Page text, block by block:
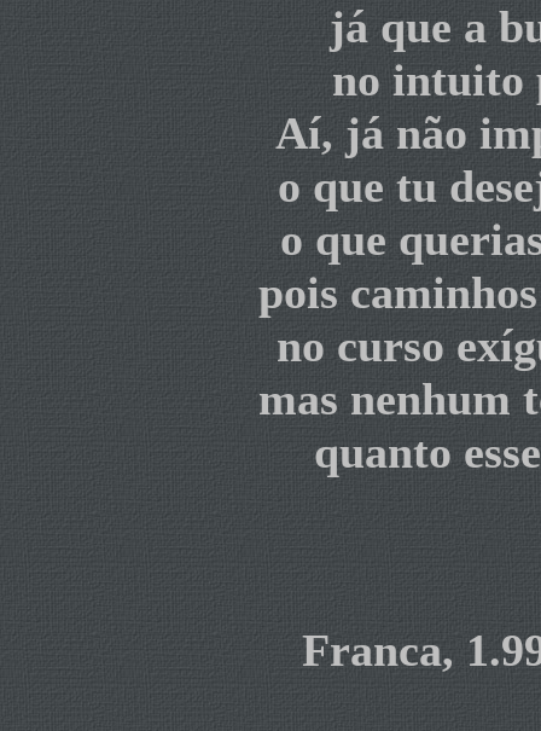
já que a
no intuito
Aí, já não
o que tu
o que
pois
no curso
mas nenhum
quanto
Franca,